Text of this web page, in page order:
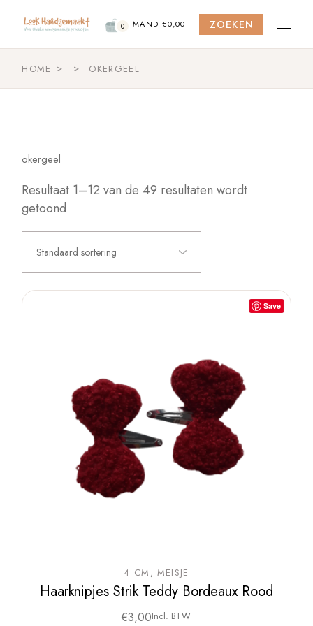
content
0 MAND €0,00 ZOEKEN
HOME OKERGEEL
okergeel
Resultaat 1–12 van de 49 resultaten wordt
getoond
Standaard sortering
Save
4 CM MEISJE
Haarknipjes Strik Teddy Bordeaux Rood
€3,00Incl. BTW